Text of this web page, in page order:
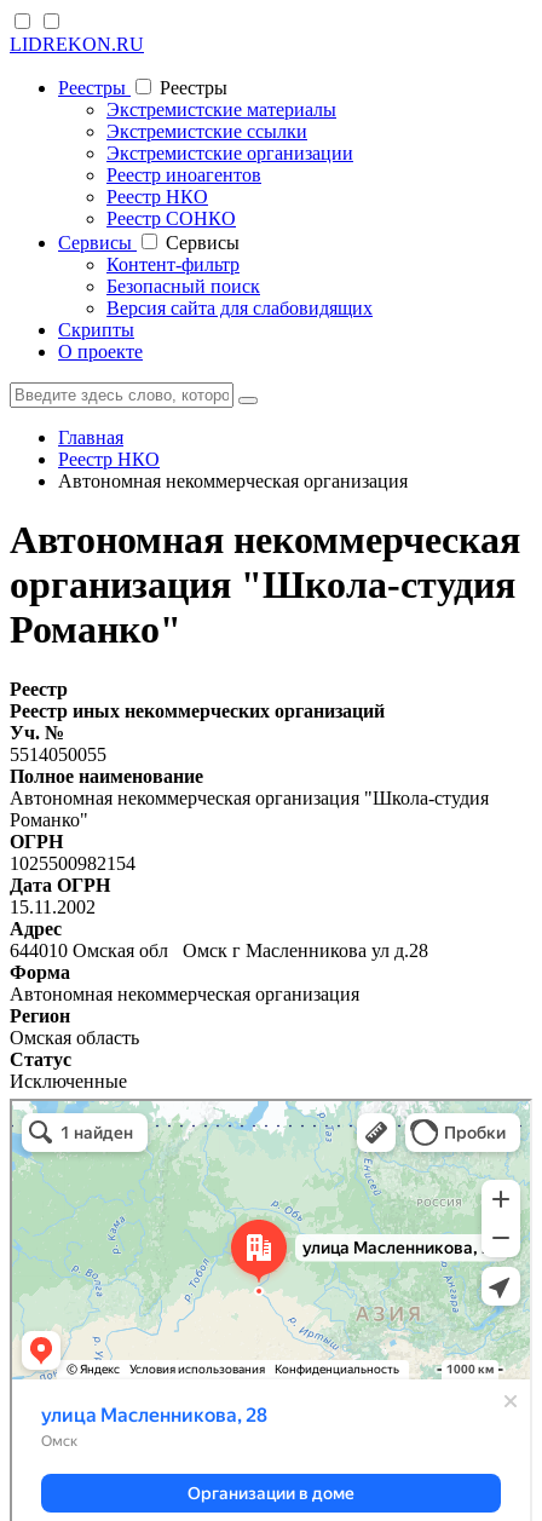
LIDREKON.RU
Реестры
Реестры
Экстремистские материалы
Экстремистские ссылки
Экстремистские организации
Реестр иноагентов
Реестр НКО
Реестр СОНКО
Cервисы
Cервисы
Контент-фильтр
Безопасный поиск
Версия сайта для слабовидящих
Скрипты
О проекте
Главная
Реестр НКО
Автономная некоммерческая организация
Автономная некоммерческая
организация "Школа-студия
Романко"
Реестр
Реестр иных некоммерческих организаций
Уч. №
5514050055
Полное наименование
Автономная некоммерческая организация "Школа-студия
Романко"
ОГРН
1025500982154
Дата ОГРН
15.11.2002
Адрес
644010 Омская обл Омск г Масленникова ул д.28
Форма
Автономная некоммерческая организация
Регион
Омская область
Статус
Исключенные